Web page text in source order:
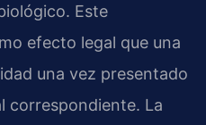
Este
efecto legal que una
una vez presentado
correspondiente. La